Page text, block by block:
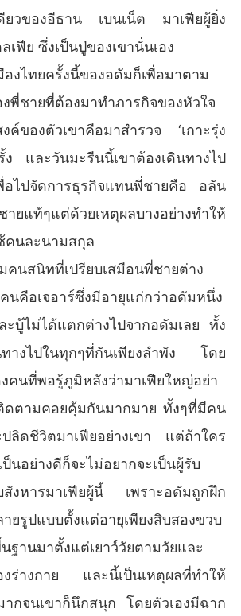
ดียวของอีธาน เบนเน็ต มาเฟียผู้ยิ่ง
ฟีย ซึ่งเป็นปู่ของเขานั่นเอง
องไทยครั้งนี้ของอดัมก็เพื่อมาตาม
พี่ชายที่ต้องมาทำภารกิจของหัวใจ
ค์ของตัวเขาคือมาสำรวจ ‘เกาะรุ่ง
และวันมะรืนนี้เขาต้องเดินทางไป
อไปจัดการธุรกิจแทนพี่ชายคือ อลัน
แท้ๆแต่ด้วยเหตุผลบางอย่างทำให้
คนละนามสกุล
นสนิทที่เปรียบเสมือนพี่ชายต่าง
นคือเจอาร์ซึ่งมีอายุแก่กว่าอดัมหนึ่ง
บู้ไม่ได้แตกต่างไปจากอดัมเลย ทั้ง
ทางไปในทุกๆที่กันเพียงลำพัง โดย
คนที่พอรู้ภูมิหลังว่ามาเฟียใหญ่อย่า
ดตามคอยคุ้มกันมากมาย ทั้งๆที่มีคน
ลิดชีวิตมาเฟียอย่างเขา แต่ถ้าใคร
นอย่างดีก็จะไม่อยากจะเป็นผู้รับ
สังหารมาเฟียผู้นี้ เพราะอดัมถูกฝึก
ยรูปแบบตั้งแต่อายุเพียงสิบสองขวบ
ฐานมาตั้งแต่เยาว์วัยตามวัยและ
งร่างกาย และนี้เป็นเหตุผลที่ทำให้
กจนเขาก็นึกสนุก โดยตัวเองมีฉาก